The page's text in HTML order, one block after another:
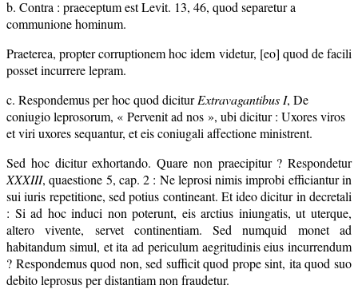
b. Contra : praeceptum est Levit. 13, 46, quod separetur a
communione hominum.
Praeterea, propter corruptionem hoc idem videtur, [eo] quod de facili
posset incurrere lepram.
c. Respondemus per hoc quod diciturExtravagantibus I, De
coniugio leprosorum, « Pervenit ad nos », ubi dicitur : Uxores viros
et viri uxores sequantur, et eis coniugali affectione ministrent.
Sed hoc dicitur exhortando. Quare non praecipitur ? Respondetur
XXXIII, quaestione 5, cap. 2 : Ne leprosi nimis improbi efficiantur in
sui iuris repetitione, sed potius contineant. Et ideo dicitur in decretali
: Si ad hoc induci non poterunt, eis arctius iniungatis, ut uterque,
altero vivente, servet continentiam. Sed numquid monet ad
habitandum simul, et ita ad periculum aegritudinis eius incurrendum
? Respondemus quod non, sed sufficit quod prope sint, ita quod suo
debito leprosus per distantiam non fraudetur.